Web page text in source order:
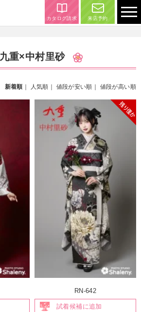
カタログ請求 来店予約
九重×中村里砂
新着順 ｜ 人気順 ｜ 値段が安い順 ｜ 値段が高い順
RN-642
試着候補に追加